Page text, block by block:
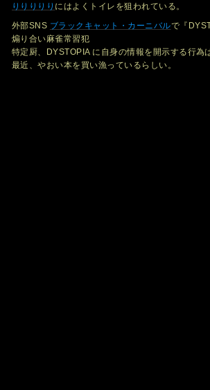
りりりりり にはよくトイレを狙われている。
外部SNS ブラックキャット・カーニバルで『
煽り合い麻雀常習犯
特定厨、DYSTOPIA に自身の情報を開示する行為
最近、やおい本を買い漁っているらしい。